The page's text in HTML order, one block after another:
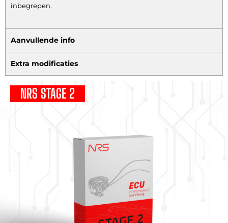
inbegrepen.
Aanvullende info
Extra modificaties
NRS STAGE 2